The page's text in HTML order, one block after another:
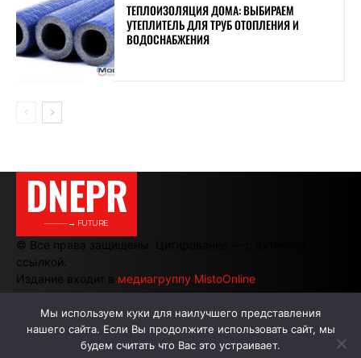
ТЕПЛОИЗОЛЯЦИЯ ДОМА: ВЫБИРАЕМ
УТЕПЛИТЕЛЬ ДЛЯ ТРУБ ОТОПЛЕНИЯ И
ВОДОСНАБЖЕНИЯ
DNEPR
———→ FUTURE
© Все права защищены. Цитирование — с активной
ссылкой.
Издание входит в медиагруппу MistoOnline
АВТОРЫ РЕКЛАМА НА САЙТЕ
Мы используем куки для наилучшего представления
нашего сайта. Если Вы продолжите использовать сайт, мы
будем считать что Вас это устраивает.